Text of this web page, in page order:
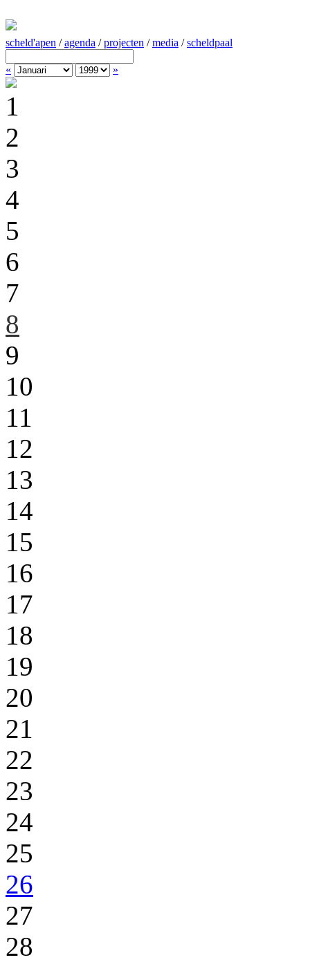
scheld'apen /agenda /projecten /media /scheldpaal
« »
1
2
3
4
5
6
7
8
9
10
11
12
13
14
15
16
17
18
19
20
21
22
23
24
25
26
27
28